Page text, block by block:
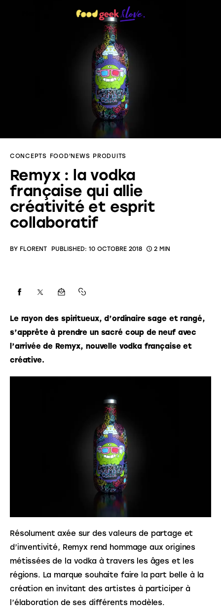
Food’News
Food’Life
CONCEPTS FOOD'NEWS PRODUITS
Remyx : la vodka
française qui allie
créativité et esprit
collaboratif
BY FLORENT PUBLISHED: 10 OCTOBRE 2018 2 MIN
Le rayon des spiritueux, d’ordinaire sage et rangé,
s’apprête à prendre un sacré coup de neuf avec
l’arrivée de Remyx, nouvelle vodka française et
créative.
Résolument axée sur des valeurs de partage et
d’inventivité, Remyx rend hommage aux origines
métissées de la vodka à travers les âges et les
régions. La marque souhaite faire la part belle à la
création en invitant des artistes à participer à
l’élaboration de ses différents modèles.